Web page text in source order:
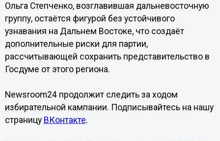
Ольга Степченко, возглавившая дальневосточную
группу, остаётся фигурой без устойчивого
узнавания на Дальнем Востоке, что создаёт
дополнительные риски для партии,
рассчитывающей сохранить представительство в
Госдуме от этого региона.
Newsroom24 продолжит следить за ходом
избирательной кампании. Подписывайтесь на нашу
страницу ВКонтакте.